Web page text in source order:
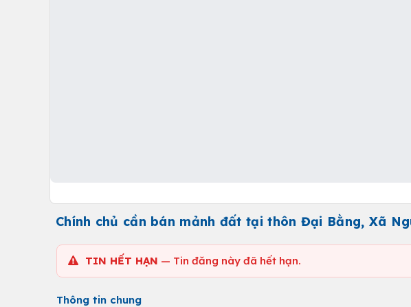
Chính chủ cần bán mảnh đất tại thôn Đại Bằng, Xã
TIN HẾT HẠN — Tin đăng này đã hết hạn.
Thông tin chung